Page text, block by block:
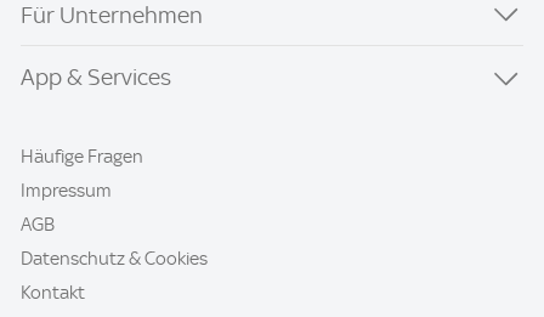
Für Unternehmen
App & Services
Häufige Fragen
Impressum
AGB
Datenschutz & Cookies
Kontakt